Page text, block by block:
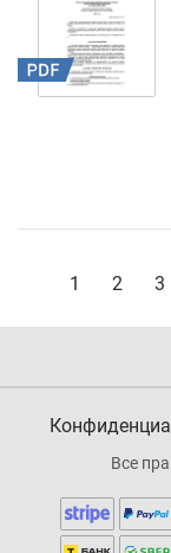
1 2 3
Все